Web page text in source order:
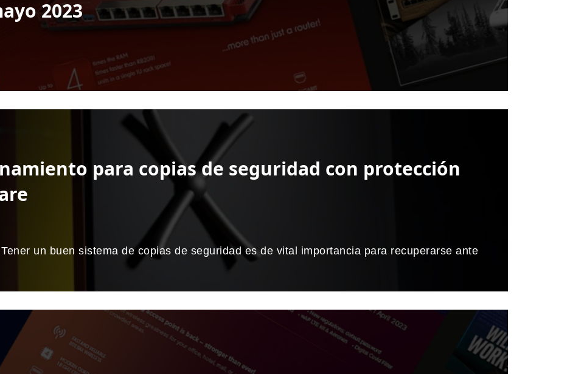
2023
para copias de seguridad con protección
un buen sistema de copias de seguridad es de vital importancia para recuperarse ante